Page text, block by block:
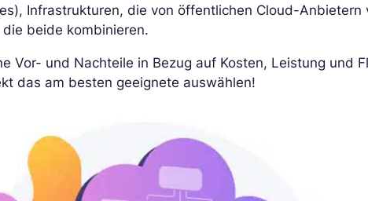
Infrastrukturen, die von öffentlichen Cloud-
beide kombinieren.
Vor- und Nachteile in Bezug auf Kosten, Leistung und
das am besten geeignete auswählen!